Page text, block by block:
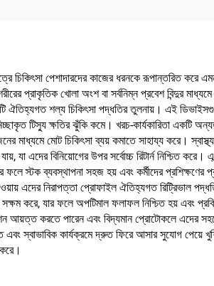
চিকিৎসা পেশাদারদের কাজের ধরনকে রূপান্তরিত করে
প্রাকৃতিক খোলা অংশ বা সর্বনিম্ন প্রবেশ বিন্দুর
শল্য চিকিৎসা পদ্ধতির তুলনায়। এই ডিভাইসগুলিতে
টিস্যু ক্ষতির ঝুঁকি কমে। খরচ-কার্যকারিতা একটি
মোট চিকিৎসা ব্যয় কমাতে সাহায্য করে।
যা এদের বিনিয়োগের উপর সর্বোচ্চ রিটার্ন নিশ্চিত
ফলে স্টক ব্যবস্থাপনা সহজ হয় এবং কর্মীদের
এদের নিরাপত্তা প্রোফাইল ঐতিহ্যগত রিট্রিভাল
সক্ষম করে, যার ফলে অপটিমাল ফলাফল নিশ্চিত হয় এবং
আয়ত্ত করতে পারেন এবং বিদ্যমান প্রোটোকলে এদের
স্বাভাবিক কার্যক্রমে দ্রুত ফিরে আসার সুযোগ পেয়ে